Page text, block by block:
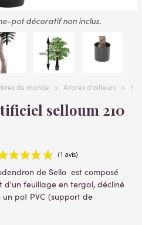
pot décoratif non inclus.
du monde > Arbres d'ailleurs >
de Sello est composé
feuillage en tergal, décliné
un pot PVC (support de